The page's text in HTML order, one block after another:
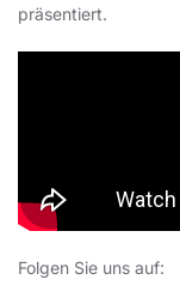
präsentiert.
Folgen Sie uns auf: